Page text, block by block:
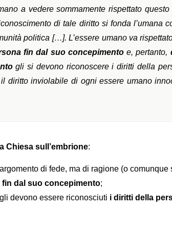
a vedere sommamente rispettato
di tale diritto si fonda l’umana
politica […]. L’essere umano va
fin dal suo concepimentoe, pertanto,
gli si devono riconoscere i diritti della
diritto inviolabile di ogni essere umano
la Chiesa sull’embrione:
di fede, ma di ragione (o comunque
fin dal suo concepimento;
devono essere riconosciuti i diritti della